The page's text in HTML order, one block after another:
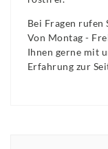
Bei Fragen rufen
Von Montag -
Ihnen gerne mit
Erfahrung zur